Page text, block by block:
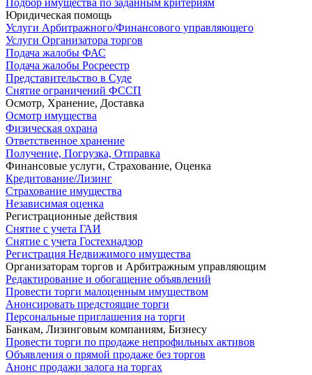
Подбор имущества по заданным критериям
Юридическая помощь
Услуги Арбитражного/Финансового управляющего
Услуги Организатора торгов
Подача жалобы ФАС
Подача жалобы Росреестр
Представительство в Суде
Снятие ограничений ФССП
Осмотр, Хранение, Доставка
Осмотр имущества
Физическая охрана
Ответственное хранение
Получение, Погрузка, Отправка
Финансовые услуги, Страхование, Оценка
Кредитование/Лизинг
Страхование имущества
Независимая оценка
Регистрационные действия
Снятие с учета ГАИ
Снятие с учета Гостехнадзор
Регистрация Недвижимого имущества
Организаторам торгов и Арбитражным управляющим
Редактирование и обогащение объявлений
Провести торги малоценным имуществом
Анонсировать предстоящие торги
Персональные приглашения на торги
Банкам, Лизинговым компаниям, Бизнесу
Провести торги по продаже непрофильных активов
Объявления о прямой продаже без торгов
Анонс продажи залога на торгах